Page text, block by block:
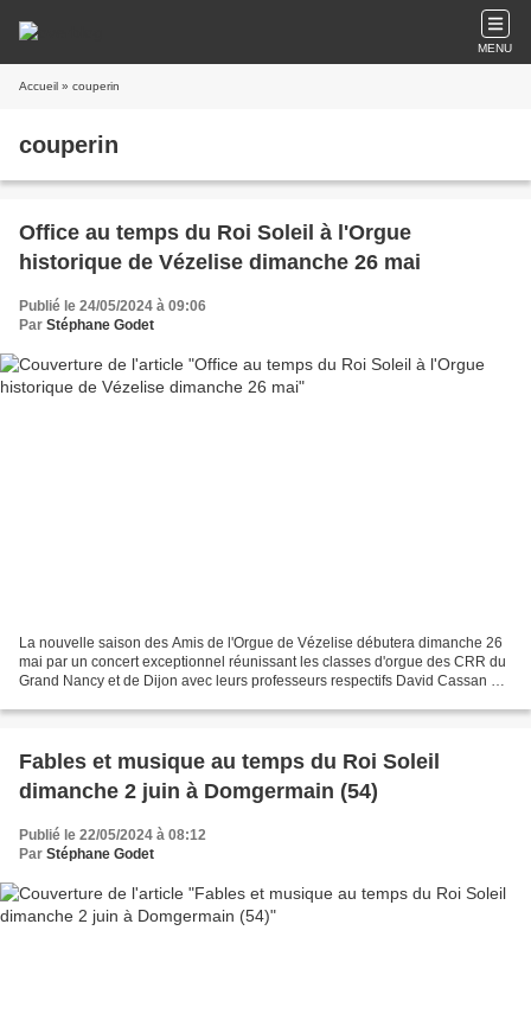
MENU
Accueil » couperin
couperin
Office au temps du Roi Soleil à l'Orgue
historique de Vézelise dimanche 26 mai
Publié le 24/05/2024 à 09:06
Par Stéphane Godet
La nouvelle saison des Amis de l'Orgue de Vézelise débutera dimanche 26
mai par un concert exceptionnel réunissant les classes d'orgue des CRR du
Grand Nancy et de Dijon avec leurs professeurs respectifs David Cassan et
Fables et musique au temps du Roi Soleil
dimanche 2 juin à Domgermain (54)
Publié le 22/05/2024 à 08:12
Par Stéphane Godet